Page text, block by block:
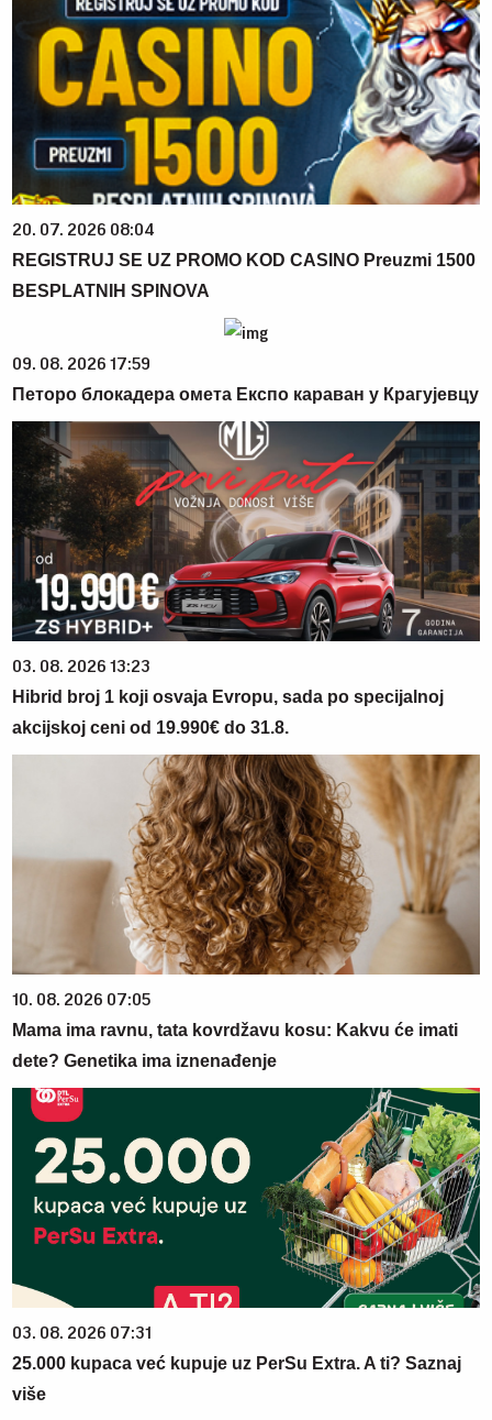
20. 07. 2026 08:04
REGISTRUJ SE UZ PROMO KOD CASINO Preuzmi 1500
BESPLATNIH SPINOVA
09. 08. 2026 17:59
Петоро блокадера омета Експо караван у Крагујевцу
03. 08. 2026 13:23
Hibrid broj 1 koji osvaja Evropu, sada po specijalnoj
akcijskoj ceni od 19.990€ do 31.8.
10. 08. 2026 07:05
Mama ima ravnu, tata kovrdžavu kosu: Kakvu će imati
dete? Genetika ima iznenađenje
03. 08. 2026 07:31
25.000 kupaca već kupuje uz PerSu Extra. A ti? Saznaj
više